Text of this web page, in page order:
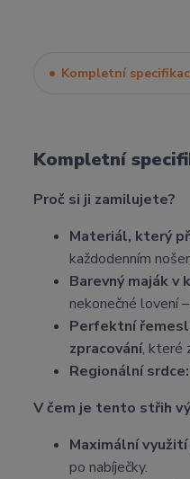
Kompletní
Kompletní
Proč si ji zamilujete?
Materiál, který
každodenním
Barevný maják v
nekonečné lovení
Perfektní
zpracování, které
Regionální srdce:
V čem je tento střih
Maximální
po nabíječky.